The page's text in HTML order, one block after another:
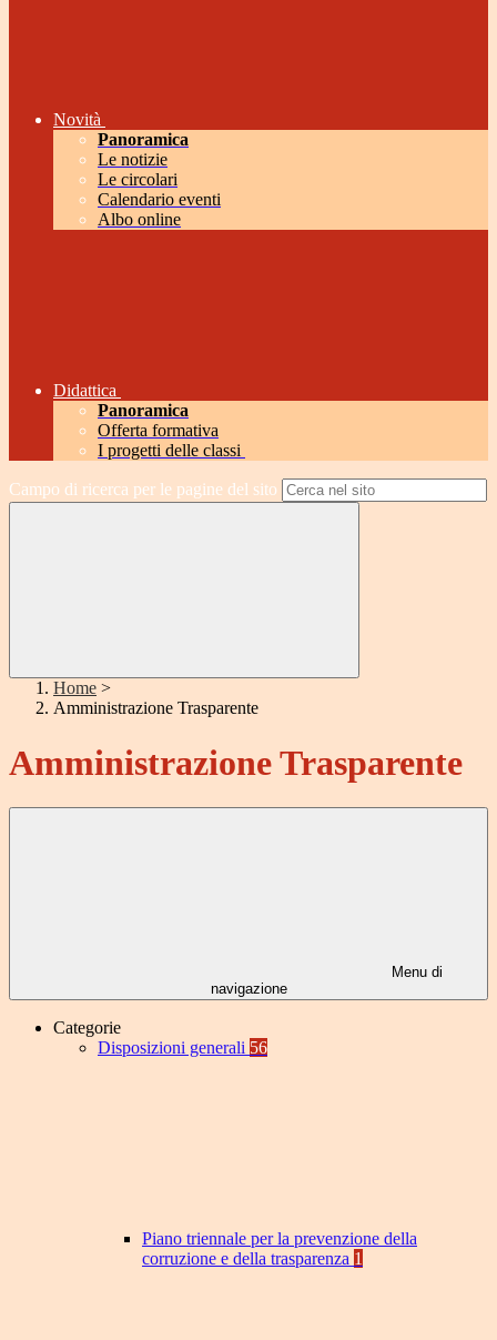
Novità
Panoramica
Le notizie
Le circolari
Calendario eventi
Albo online
Didattica
Panoramica
Offerta formativa
I progetti delle classi
Campo di ricerca per le pagine del sito
Home >
Amministrazione Trasparente
Amministrazione Trasparente
Menu di
navigazione
Categorie
Disposizioni generali 56
Piano triennale per la prevenzione della
corruzione e della trasparenza 1